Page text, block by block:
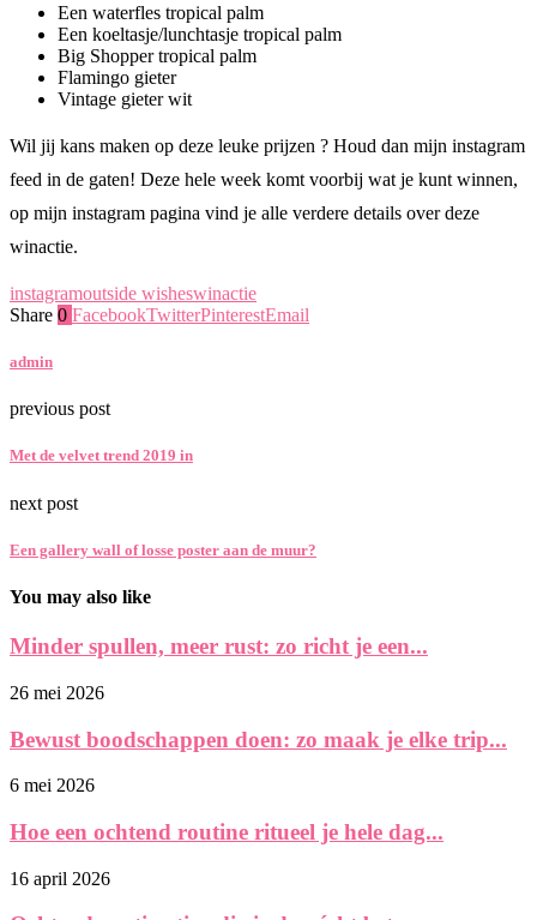
Een waterfles tropical palm
Een koeltasje/lunchtasje tropical palm
Big Shopper tropical palm
Flamingo gieter
Vintage gieter wit
Wil jij kans maken op deze leuke prijzen ? Houd dan mijn instagram
feed in de gaten! Deze hele week komt voorbij wat je kunt winnen,
op mijn instagram pagina vind je alle verdere details over deze
winactie.
instagramoutside wisheswinactie
Share 0 FacebookTwitterPinterestEmail
admin
previous post
Met de velvet trend 2019 in
next post
Een gallery wall of losse poster aan de muur?
You may also like
Minder spullen, meer rust: zo richt je een...
26 mei 2026
Bewust boodschappen doen: zo maak je elke trip...
6 mei 2026
Hoe een ochtend routine ritueel je hele dag...
16 april 2026